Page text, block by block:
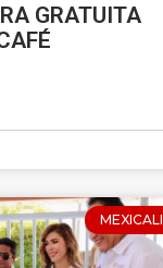
GRATUITA
MEXICALI